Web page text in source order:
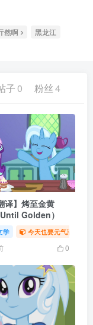
然啊 黑龙江
子 0 粉丝4
# 翻译 # MLP
译】烤至金黄
Until Golden）
学 今天也要元气满满
0